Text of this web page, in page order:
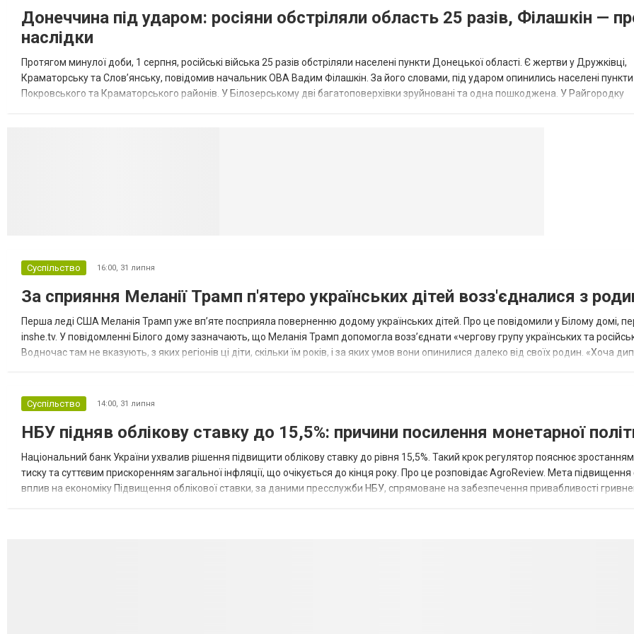
Донеччина під ударом: росіяни обстріляли область 25 разів, Філашкін —
наслідки
Протягом минулої доби, 1 серпня, російські війська 25 разів обстріляли населені пункти Донецької області. Є жертви у Дружківці,
Краматорську та Слов’янську, повідомив начальник ОВА Вадим Філашкін. За його словами, під ударом опинились населені пункти
Покровського та Краматорського районів. У Білозерському дві багатоповерхівки зруйновані та одна пошкоджена. У Райгородку
Суспільство 16:00, 31 липня
За сприяння Меланії Трамп п'ятеро українських дітей возз'єдналися з
Перша леді США Меланія Трамп уже впʼяте посприяла поверненню додому українських дітей. Про це повідомили у Білому домі,
inshe.tv. У повідомленні Білого дому зазначають, що Меланія Трамп допомогла возз’єднати «чергову групу українських та
Водночас там не вказують, з яких регіонів ці діти, скільки їм років, і за яких умов вони опинилися далеко від своїх родин. «Хоча
Суспільство 14:00, 31 липня
НБУ підняв облікову ставку до 15,5%: причини посилення монетарної
Національний банк України ухвалив рішення підвищити облікову ставку до рівня 15,5%. Такий крок регулятор пояснює
тиску та суттєвим прискоренням загальної інфляції, що очікується до кінця року. Про це розповідає AgroReview. Мета підвищення
вплив на економіку Підвищення облікової ставки, за даними пресслужби НБУ, спрямоване на забезпечення привабливості